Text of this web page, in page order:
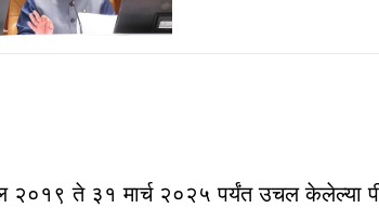
२०१९ ते ३१ मार्च २०२५ पर्यंत उचल केलेल्या